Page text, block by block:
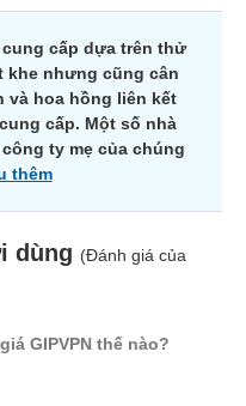
cấp dựa trên thử
khe nhưng cũng cân
và hoa hồng liên kết
cấp. Một số nhà
ty mẹ của chúng
thêm
dùng (Đánh giá của
GIPVPN thế nào?